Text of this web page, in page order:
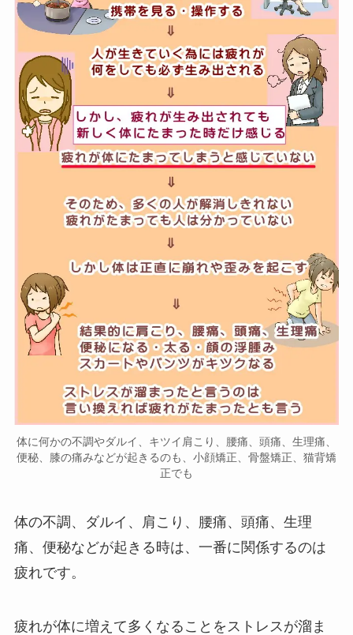
体に何かの不調やダルイ、キツイ肩こり、腰痛、頭痛、生理痛、
便秘、膝の痛みなどが起きるのも、小顔矯正、骨盤矯正、猫背矯
正でも
体の不調、ダルイ、肩こり、腰痛、頭痛、生理
痛、便秘などが起きる時は、一番に関係するのは
疲れです。
疲れが体に増えて多くなることをストレスが溜ま